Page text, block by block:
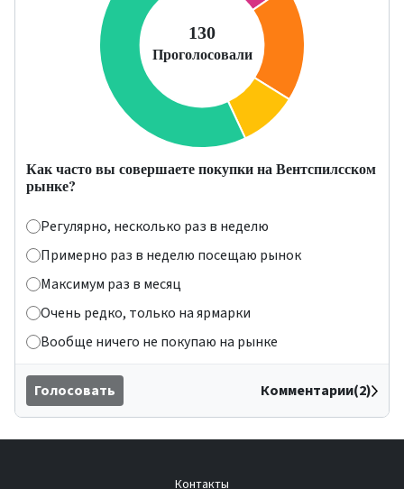
Как часто вы совершаете покупки на Вентспилсском
рынке?
Регулярно, несколько раз в неделю
Примерно раз в неделю посещаю рынок
Максимум раз в месяц
Очень редко, только на ярмарки
Вообще ничего не покупаю на рынке
Голосовать Комментарии(2)
Контакты